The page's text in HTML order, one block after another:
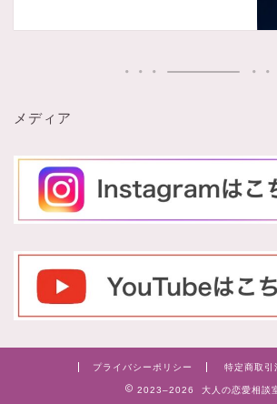
メディア
プライバシーポリシー 特定商取引
2023–2026 大人の恋愛相談